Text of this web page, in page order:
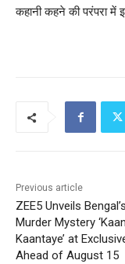
कहानी कहने की परंपरा
Previous article
ZEE5 Unveils
Murder Mystery
Kaantaye’ at
Ahead of August 15